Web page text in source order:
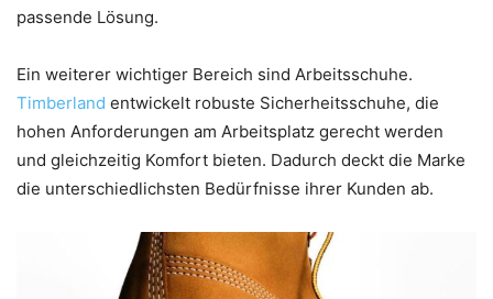
passende Lösung.
Ein weiterer wichtiger Bereich sind Arbeitsschuhe.
Timberland entwickelt robuste Sicherheitsschuhe, die
hohen Anforderungen am Arbeitsplatz gerecht werden
und gleichzeitig Komfort bieten. Dadurch deckt die Marke
die unterschiedlichsten Bedürfnisse ihrer Kunden ab.